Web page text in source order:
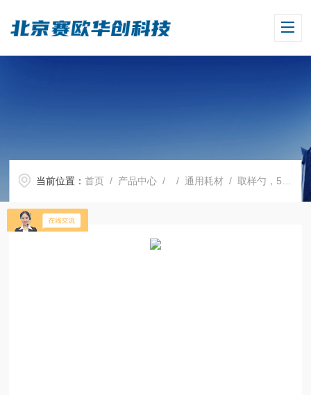
当前位置：首页 / 产品中心 / /通用耗材 / 取样勺，500 ml，80 x 125 mm，PTFE 材质